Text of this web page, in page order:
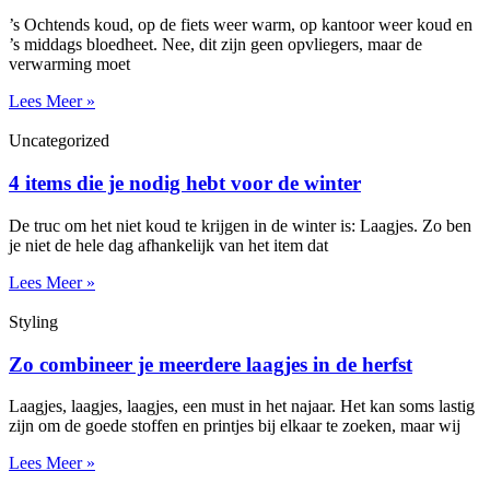
’s Ochtends koud, op de fiets weer warm, op kantoor weer koud en
’s middags bloedheet. Nee, dit zijn geen opvliegers, maar de
verwarming moet
Lees Meer »
Uncategorized
4 items die je nodig hebt voor de winter
De truc om het niet koud te krijgen in de winter is: Laagjes. Zo ben
je niet de hele dag afhankelijk van het item dat
Lees Meer »
Styling
Zo combineer je meerdere laagjes in de herfst
Laagjes, laagjes, laagjes, een must in het najaar. Het kan soms lastig
zijn om de goede stoffen en printjes bij elkaar te zoeken, maar wij
Lees Meer »